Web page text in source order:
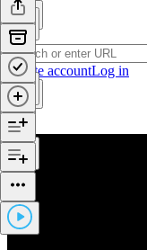
Create accountLog in